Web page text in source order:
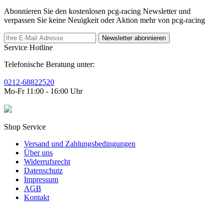
Abonnieren Sie den kostenlosen pcg-racing Newsletter und
verpassen Sie keine Neuigkeit oder Aktion mehr von pcg-racing
Newsletter abonnieren
Service Hotline
Telefonische Beratung unter:
0212-68822520
Mo-Fr 11:00 - 16:00 Uhr
Shop Service
Versand und Zahlungsbedingungen
Über uns
Widerrufsrecht
Datenschutz
Impressum
AGB
Kontakt